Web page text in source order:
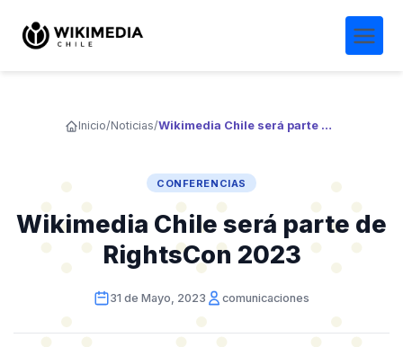
Inicio/Noticias/ Wikimedia Chile será parte de RightsCon 2023
CONFERENCIAS
Wikimedia Chile será parte de
RightsCon 2023
31 de Mayo, 2023 comunicaciones